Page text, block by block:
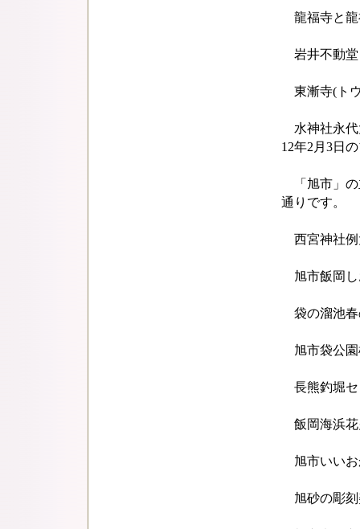
龍福寺と龍
岩井不動堂
東漸寺(ト
水神社永代
12年2月3日
「旭市」の
通りです。
西宮神社例
旭市飯岡し
袋の溜池春
旭市袋公園
長熊釣堀セ
飯岡海浜花
旭市いいお
旭砂の彫刻